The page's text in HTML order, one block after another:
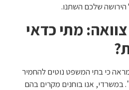
שלכם השתנו.
מתי כדאי
כי בתי המשפט נוטים להחמיר
במשרדי, אנו בוחנים מקרים בהם